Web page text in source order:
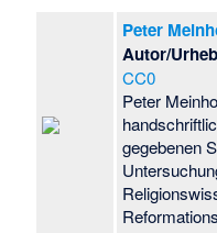
Peter
Autor/
CC0
Peter
gegebenen